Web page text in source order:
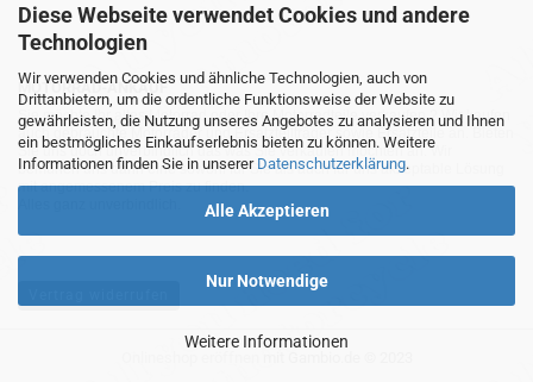
Diese Webseite verwendet Cookies und andere
Technologien
Wir verwenden Cookies und ähnliche Technologien, auch von
Drittanbietern, um die ordentliche Funktionsweise der Website zu
gewährleisten, die Nutzung unseres Angebotes zu analysieren und Ihnen
ein bestmögliches Einkaufserlebnis bieten zu können. Weitere
Informationen finden Sie in unserer Datenschutzerklärung.
Alle Akzeptieren
Nur Notwendige
Weitere Informationen
MOTORRAD-ANKAUF
Sie möchte Ihr altes Motorrad oder Ihre Motorradteile verkaufen ? Wir kaufen
auch gebrauchte Motorräder und Ersatzteilträger sowie Ersatzteile an. Bieten
Sie uns doch unverbindlich das was Sie verkaufen möchten an. Wir
bemühen uns dann eine sowohl für Sie als auch für uns akzeptable Lösung
mit angemessenem Preis zu finden.